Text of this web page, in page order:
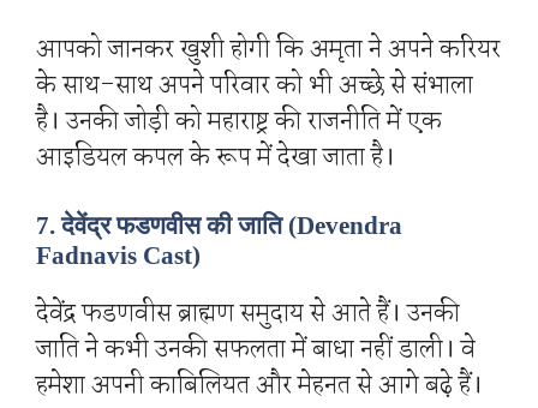
आपको जानकर खुशी होगी कि अमृता ने अपने करियर
के साथ-साथ अपने परिवार को भी अच्छे से संभाला
है। उनकी जोड़ी को महाराष्ट्र की राजनीति में एक
आइडियल कपल के रूप में देखा जाता है।
7. देवेंद्र फडणवीस की जाति (Devendra
Fadnavis Cast)
देवेंद्र फडणवीस ब्राह्मण समुदाय से आते हैं। उनकी
जाति ने कभी उनकी सफलता में बाधा नहीं डाली। वे
हमेशा अपनी काबिलियत और मेहनत से आगे बढ़े हैं।